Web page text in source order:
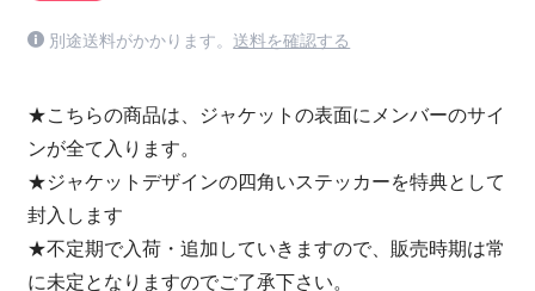
別途送料がかかります。 送料を確認する
★こちらの商品は、ジャケットの表面にメンバーのサイ
ンが全て入ります。
★ジャケットデザインの四角いステッカーを特典として
封入します
★不定期で入荷・追加していきますので、販売時期は常
に未定となりますのでご了承下さい。